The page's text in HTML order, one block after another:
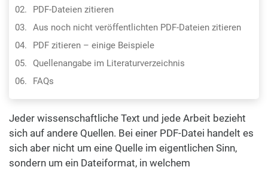
PDF-Dateien zitieren
Aus noch nicht veröffentlichten PDF-Dateien zitieren
PDF zitieren – einige Beispiele
Quellenangabe im Literaturverzeichnis
FAQs
Jeder wissenschaftliche Text und jede Arbeit bezieht
sich auf andere Quellen. Bei einer PDF-Datei handelt es
sich aber nicht um eine Quelle im eigentlichen Sinn,
sondern um ein Dateiformat, in welchem